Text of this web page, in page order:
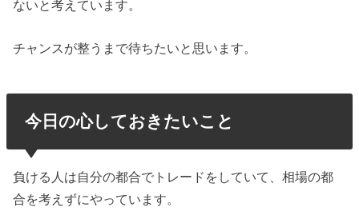
ないと考えています。
チャンスが整うまで待ちたいと思います。
今日の心しておきたいこと
負ける人は自分の都合でトレードをしていて、相場の都
合を考えずにやっています。